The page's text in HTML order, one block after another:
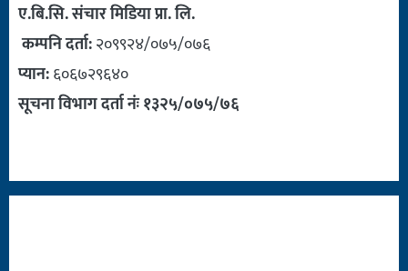
ए.बि.सि. संचार मिडिया प्रा. लि.
कम्पनि दर्ता:२०९९२४/०७५/०७६
प्यान:६०६७२९६४०
सूचना विभाग दर्ता नंः १३२५/०७५/७६